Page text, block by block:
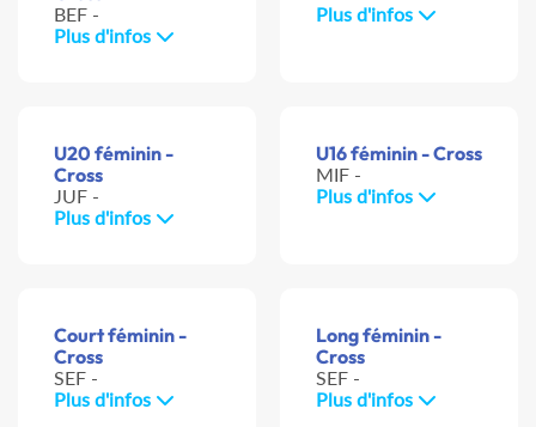
BEF -
Plus d'infos
Plus d'infos
U20 féminin -
Cross
JUF -
Plus d'infos
U16 féminin - Cross
MIF -
Plus d'infos
Court féminin -
Cross
SEF -
Plus d'infos
Long féminin -
Cross
SEF -
Plus d'infos